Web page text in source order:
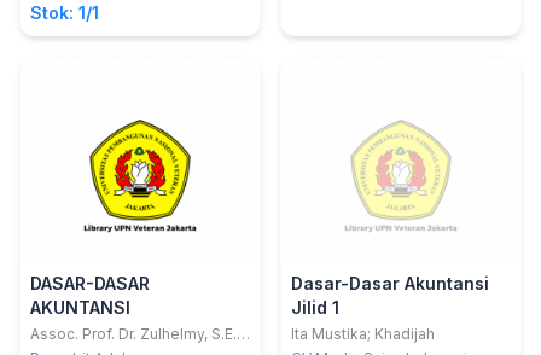
Stok: 1/1
DASAR-DASAR
AKUNTANSI
Assoc. Prof. Dr. Zulhelmy, S.E.,
Dasar-Dasar Akuntansi
Jilid 1
Ita Mustika; Khadijah